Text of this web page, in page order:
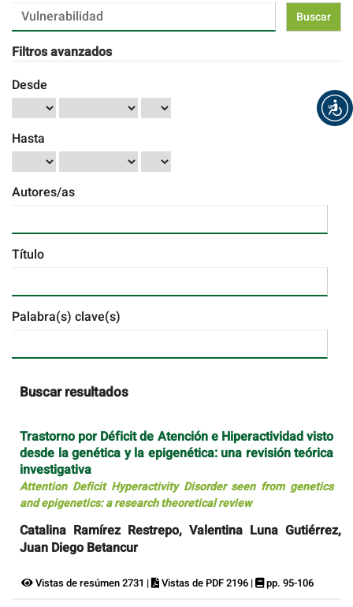
Buscar
artículos
por
Filtros avanzados
Desde
Hasta
Autores/as
Título
Palabra(s) clave(s)
Buscar resultados
Trastorno por Déficit de Atención e Hiperactividad visto
desde la genética y la epigenética: una revisión teórica
investigativa
Attention Deficit Hyperactivity Disorder seen from genetics
and epigenetics: a research theoretical review
Catalina Ramírez Restrepo, Valentina Luna Gutiérrez,
Juan Diego Betancur
Vistas de resúmen 2731 | Vistas de PDF 2196 | pp. 95-106